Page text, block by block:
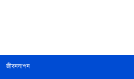
জীবনযাপন